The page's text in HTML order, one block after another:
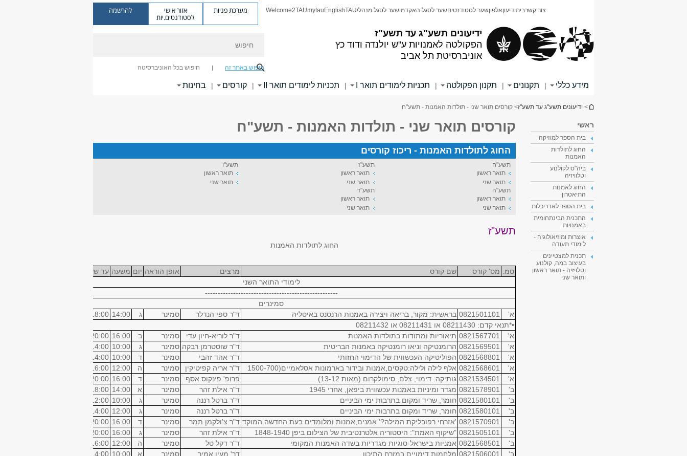
ידיעונים תשע"ג עד תשע"ז
הפקולטה לאמנויות ע"ש יולנדה ודוד כץ
אוניברסיטת תל אביב
צור קשרביתידיעוןאלפוןשער לסטודנטיםשער לסגל האקדמישער לסגל מנהליTAU
English
mytau
Welcome2TAU מערכת פניות אזור אישי
לסטודנטים.יות
להרשמה
חיפוש באתר זה חיפוש בכל האוניברסיטה
מידע כללי | תקנונים | תקנון הפקולטה | תכניות לימודים תואר I | תכניות לימודים תואר II | קורסים | בחינות
הינך נמצא כאן
> ידיעונים תשע"ג עד תשע"ז> קורסים תואר שני - תולדות האמנות - תשע"ח
ראשי
בית הספר למוזיקה
החוג לתולדות
האמנות
ביה"ס לקולנוע
וטלוויזיה
החוג לאמנות
התיאטרון
בית הספר לאדריכלות
התכנית הבינתחומית
באמנויות
אוצרות ומוזיאולוגיה -
לימודי תעודה
תכנית למצטיינים
בעיצוב במה, קולנוע
וטלויזיה - תואר ראשון
ותואר שני
קורסים תואר שני - תולדות האמנות - תשע"ח
החוג לתולדות האמנות - ריכוז קורסים
תשע"ח
תואר ראשון
תואר שני
תשע"ז
תואר ראשון
תואר שני
תשע"ו
תואר ראשון
תואר שני
תשע"ה
תואר ראשון
תואר שני
תשע"ד
תואר ראשון
תואר שני
תשע"ז
החוג לתולדות האמנות
סמ. מס' קורס שם קורס מרצים אופן הוראה יום משעה עד שעה
לימודי התואר השני
----------------------------------------------------
סמינרים
א'
0821501101 בראשית: מקור, בריאה ויצירה באמנות הרנסנס באיטליה ד"ר ספי הנדלר סמינר ג 14:00
18:00
•*תנאי קדם: 08211430 או 08211431 או 08211432
א'
0821567701 תיאוריות ומתודות בתולדות האמנות ד"ר לוריא-חיון עדי סמינר ב 16:00
20:00
א'
0821569501 הרומנטיקה וניאו רומנטיקה באמנות הבריטית ד"ר שוסטרמן רבקה סמינר ג 10:00
14:00
א'
0821568801 הפוליטיקה העכשווית של הדימוי החזותי ד"ר אהד זהבי סמינר ד 10:00
14:00
א'
0821568601 אלף לילה ולילה:טקסים,אמנות ובידור בארמונות אסלאמיים(1500-700 ד"ר אריה קפיטיקין סמינר ה 12:00
16:00
א'
0821534501 גותיקה: דימוי, צלם, סימולקרום (מאות 13-12) פרופ' פינקוס אסף סמינר ד 16:00
20:00
ב'
0821578901 מגדר ומיניות באמנות עכשווית ביפאן, אחרי 1945 ד"ר אילת זהר סמינר א 14:00
18:00
ב'
0821580101 חומר, שריד ומקום בתרבות ימי הביניים ד"ר ברטל רננה סמינר ג 10:00
12:00
ב'
0821580101 חומר, שריד ומקום בתרבות ימי הביניים ד"ר ברטל רננה סמינר ג 12:00
14:00
ב'
0821570901 'אזרחי רפובליקת המילה?' אמנים,אמנות ומלומדים בעת החדשה המוקד ד"ר צ'ולקמן תמר סמינר ד 16:00
20:00
ב'
0821505101 "שיקוף האמת": היסטוריה אלטרנטיבית של הצילום ביפן 1848-1940 ד"ר אילת זהר סמינר ג 16:00
20:00
ב'
0821568501 אמניות בישראל-סוגיות מגדריות בשדה האמנות המקומי ד"ר דקל טל סמינר ה 12:00
16:00
ב'
0821506001 מלחמות דימויים במזרח התיכון דר' מעין אמיר סמינר א 10:00
14:00